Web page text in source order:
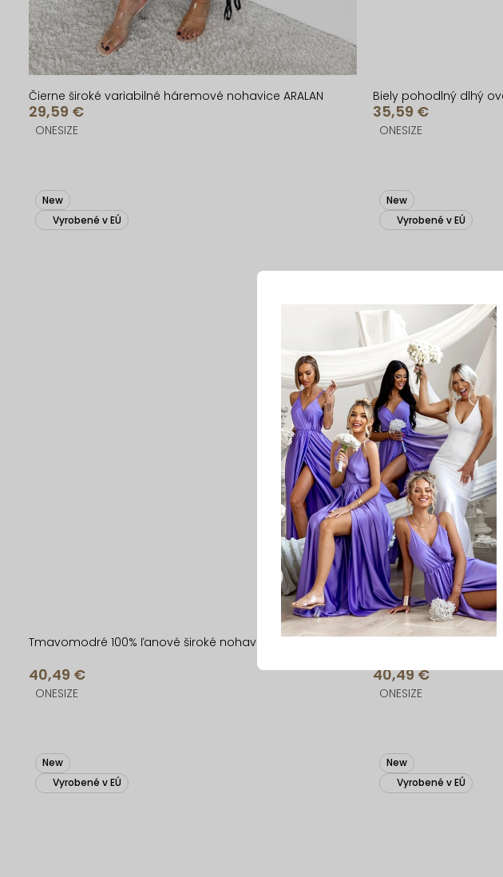
Čierne široké variabilné háremové nohavice ARALAN
29,59 €
ONESIZE
Biely pohodlný dlhý
35,59 €
ONESIZE
New
Vyrobené v EÚ
Tmavomodré 100% ľanové široké nohavice BELLINA
40,49 €
ONESIZE
New
Vyrobené v EÚ
Biele 100% ľanové
40,49 €
ONESIZE
New
Vyrobené v EÚ
New
Vyrobené v EÚ